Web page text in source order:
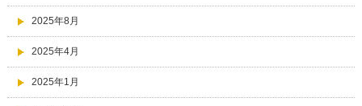
2025年8月
2025年4月
2025年1月